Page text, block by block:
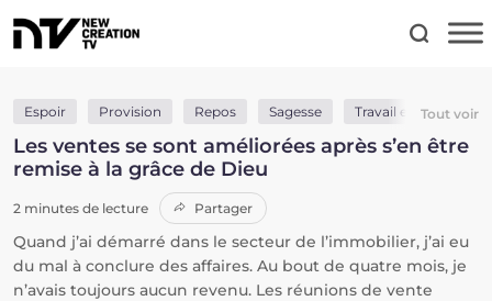
Espoir Provision Repos Sagesse Travail et études
Tout voir
Les ventes se sont améliorées après s’en être
remise à la grâce de Dieu
2 minutes de lecture Partager
Quand j’ai démarré dans le secteur de l’immobilier, j’ai eu
du mal à conclure des affaires. Au bout de quatre mois, je
n’avais toujours aucun revenu. Les réunions de vente